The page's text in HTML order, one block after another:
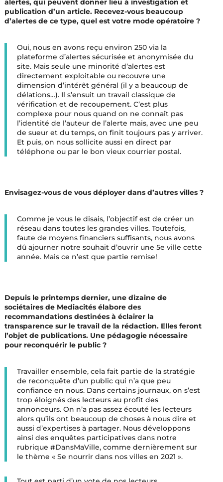
alertes, qui peuvent donner lieu à investigation et
publication d’un article. Recevez-vous beaucoup
d’alertes de ce type, quel est votre mode opératoire ?
Oui, nous en avons reçu environ 250 via la
plateforme d’alertes sécurisée et anonymisée du
site. Mais seule une minorité d’alertes est
directement exploitable ou recouvre une
dimension d’intérêt général (il y a beaucoup de
délations…). Il s’ensuit un travail classique de
vérification et de recoupement. C’est plus
complexe pour nous quand on ne connaît pas
l’identité de l’auteur de l’alerte mais, avec une peu
de sueur et du temps, on finit toujours pas y arriver.
Et puis, on nous sollicite aussi en direct par
téléphone ou par le bon vieux courrier postal.
Envisagez-vous de vous déployer dans d’autres villes ?
Comme je vous le disais, l’objectif est de créer un
réseau dans toutes les grandes villes. Toutefois,
faute de moyens financiers suffisants, nous avons
dû ajourner notre souhait d’ouvrir une 5e ville cette
année. Mais ce n’est que partie remise!
Depuis le printemps dernier, une dizaine de
sociétaires de Mediacités élabore des
recommandations destinées à éclairer la
transparence sur le travail de la rédaction. Elles feront
l’objet de publications. Une pédagogie nécessaire
pour reconquérir le public ?
Travailler ensemble, cela fait partie de la stratégie
de reconquête d’un public qui n’a que peu
confiance en nous. Dans certains journaux, on s’est
trop éloignés des lecteurs au profit des
annonceurs. On n’a pas assez écouté les lecteurs
alors qu’ils ont beaucoup de choses à nous dire et
aussi d’expertises à partager. Nous développons
ainsi des enquêtes participatives dans notre
rubrique #DansMaVille, comme dernièrement sur
le thème « Se nourrir dans nos villes en 2021 ».